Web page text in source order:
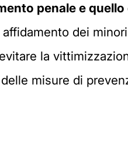
penale e quello
dei
la
misure di